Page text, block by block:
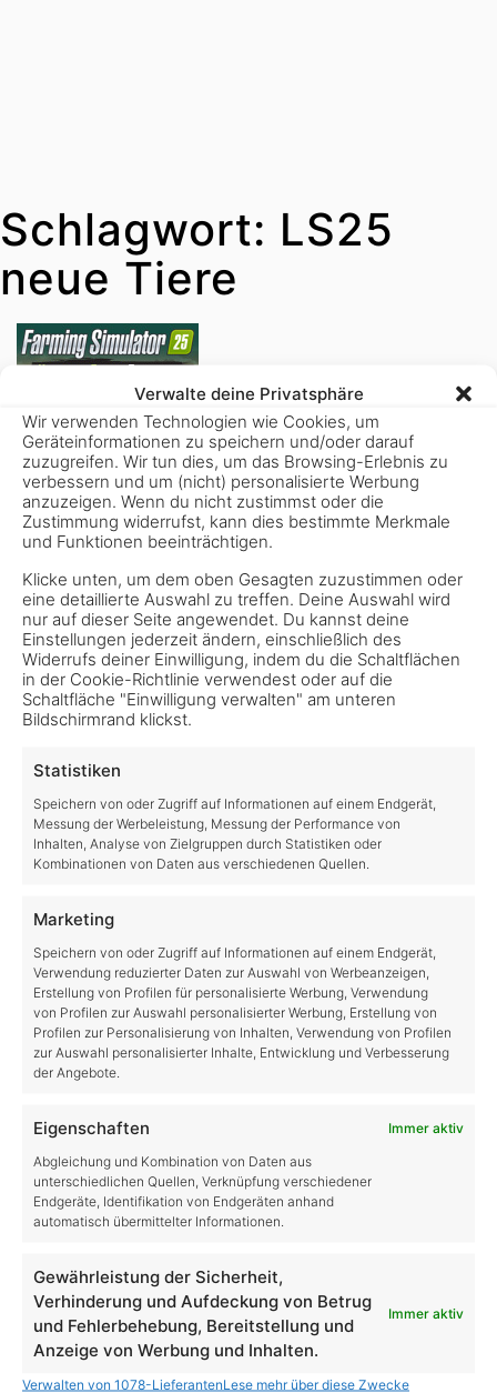
Verwalte deine Privatsphäre
Wir verwenden Technologien wie Cookies, um
Geräteinformationen zu speichern und/oder darauf
zuzugreifen. Wir tun dies, um das Browsing-Erlebnis zu
verbessern und um (nicht) personalisierte Werbung
anzuzeigen. Wenn du nicht zustimmst oder die
Zustimmung widerrufst, kann dies bestimmte Merkmale
und Funktionen beeinträchtigen.
Klicke unten, um dem oben Gesagten zuzustimmen oder
eine detaillierte Auswahl zu treffen. Deine Auswahl wird
nur auf dieser Seite angewendet. Du kannst deine
Einstellungen jederzeit ändern, einschließlich des
Widerrufs deiner Einwilligung, indem du die Schaltflächen
in der Cookie-Richtlinie verwendest oder auf die
Schaltfläche "Einwilligung verwalten" am unteren
Bildschirmrand klickst.
Statistiken
Speichern von oder Zugriff auf Informationen auf einem Endgerät,
Messung der Werbeleistung, Messung der Performance von
Inhalten, Analyse von Zielgruppen durch Statistiken oder
Kombinationen von Daten aus verschiedenen Quellen.
Marketing
Speichern von oder Zugriff auf Informationen auf einem Endgerät,
Verwendung reduzierter Daten zur Auswahl von Werbeanzeigen,
Erstellung von Profilen für personalisierte Werbung, Verwendung
von Profilen zur Auswahl personalisierter Werbung, Erstellung von
Profilen zur Personalisierung von Inhalten, Verwendung von Profilen
zur Auswahl personalisierter Inhalte, Entwicklung und Verbesserung
der Angebote.
Eigenschaften
Immer aktiv
Abgleichung und Kombination von Daten aus
unterschiedlichen Quellen, Verknüpfung verschiedener
Endgeräte, Identifikation von Endgeräten anhand
automatisch übermittelter Informationen.
Gewährleistung der Sicherheit,
Verhinderung und Aufdeckung von Betrug
und Fehlerbehebung, Bereitstellung und
Anzeige von Werbung und Inhalten.
Immer aktiv
Verwalten von 1078-LieferantenLese mehr über diese Zwecke
Schlagwort: LS25
neue Tiere
LS25 Highlands Fishing Expansion –
Aquakultur, Highlands & mehr
Landwirtschafts-Simulator 25 – Highlands
schon gespannt, was wohl als große Expansion
zum Abschluss des Year 1 Season Pass für den
Landwirtschafts-Simulator
Kategorien
Farming Simulator
Farming Simulator 19
LS19 DLCs